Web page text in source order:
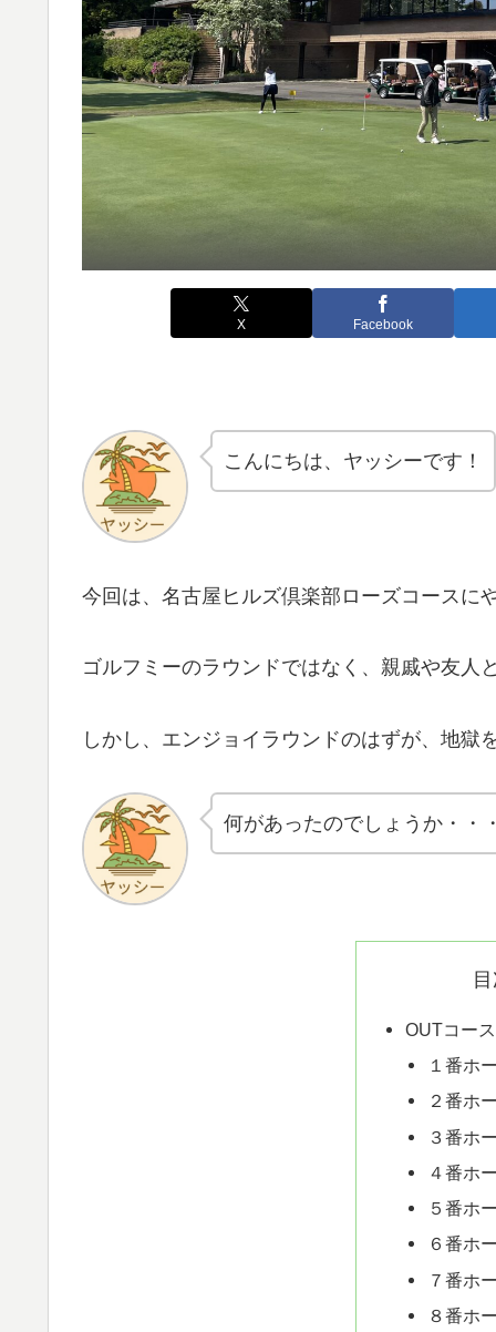
X Facebook
こんにちは、ヤッシーです！
今回は、名古屋ヒルズ倶楽部ローズコースに
ゴルフミーのラウンドではなく、親戚や友人
しかし、エンジョイラウンドのはずが、地獄
何があったのでしょうか・・
OUTコース
１番ホ
２番ホ
３番ホ
４番ホ
５番ホ
６番ホ
７番ホ
８番ホ